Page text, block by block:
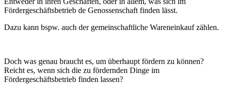
Fördergeschäftsbetrieb de Genossenschaft finden lässt.
Dazu kann bspw. auch der gemeinschaftliche Wareneinkauf zählen.
Doch was genau braucht es, um überhaupt fördern zu können?
Reicht es, wenn sich die zu fördernden Dinge im
Fördergeschäftsbetrieb finden lassen?